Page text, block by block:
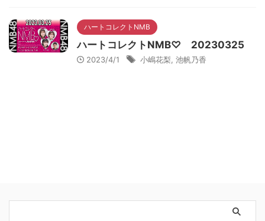
ハートコレクトNMB
ハートコレクトNMB♡ 20230325
2023/4/1 小嶋花梨 池帆乃香